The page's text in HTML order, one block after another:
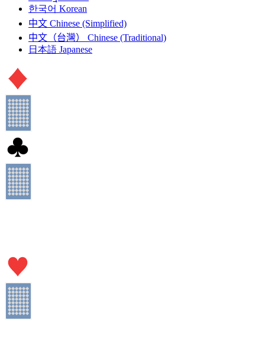
한국어 Korean
中文 Chinese (Simplified)
中文（台灣）
Chinese (Traditional)
日本語 Japanese